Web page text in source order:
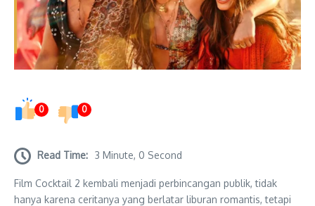
0 0
Read Time: 3 Minute, 0 Second
Film Cocktail 2 kembali menjadi perbincangan publik, tidak
hanya karena ceritanya yang berlatar liburan romantis, tetapi